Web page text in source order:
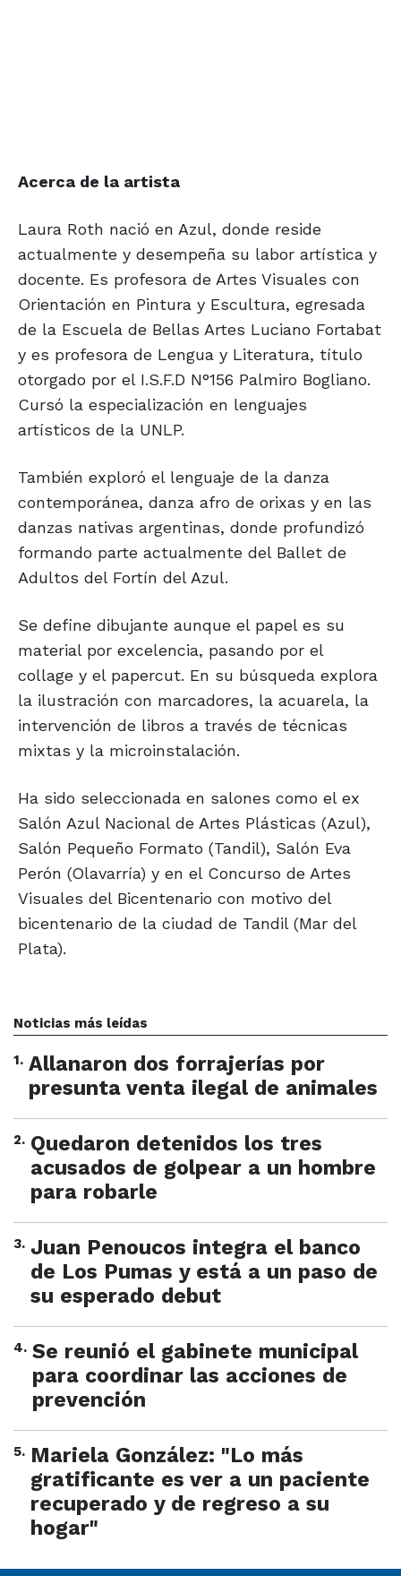
Acerca de la artista
Laura Roth nació en Azul, donde reside
actualmente y desempeña su labor artística y
docente. Es profesora de Artes Visuales con
Orientación en Pintura y Escultura, egresada
de la Escuela de Bellas Artes Luciano Fortabat
y es profesora de Lengua y Literatura, título
otorgado por el I.S.F.D N°156 Palmiro Bogliano.
Cursó la especialización en lenguajes
artísticos de la UNLP.
También exploró el lenguaje de la danza
contemporánea, danza afro de orixas y en las
danzas nativas argentinas, donde profundizó
formando parte actualmente del Ballet de
Adultos del Fortín del Azul.
Se define dibujante aunque el papel es su
material por excelencia, pasando por el
collage y el papercut. En su búsqueda explora
la ilustración con marcadores, la acuarela, la
intervención de libros a través de técnicas
mixtas y la microinstalación.
Ha sido seleccionada en salones como el ex
Salón Azul Nacional de Artes Plásticas (Azul),
Salón Pequeño Formato (Tandil), Salón Eva
Perón (Olavarría) y en el Concurso de Artes
Visuales del Bicentenario con motivo del
bicentenario de la ciudad de Tandil (Mar del
Plata).
Noticias más leídas
1. Allanaron dos forrajerías por
presunta venta ilegal de animales
2. Quedaron detenidos los tres
acusados de golpear a un hombre
para robarle
3. Juan Penoucos integra el banco
de Los Pumas y está a un paso de
su esperado debut
4. Se reunió el gabinete municipal
para coordinar las acciones de
prevención
5. Mariela González: "Lo más
gratificante es ver a un paciente
recuperado y de regreso a su
hogar"